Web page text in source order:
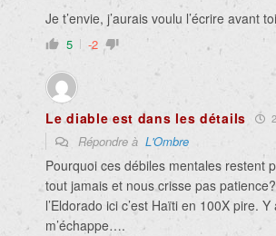
Je t’envie, j’aurais voulu l’écrire avant
5 -2
Le diable est dans les détails
Répondre à L'Ombre
Pourquoi ces débiles mentales restent
tout jamais et nous crisse pas
l’Eldorado ici c’est Haïti en 100X pire.
m’échappe….